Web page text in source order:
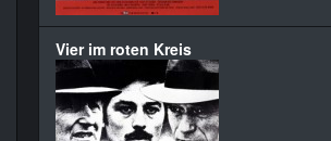
Vier im roten Kreis